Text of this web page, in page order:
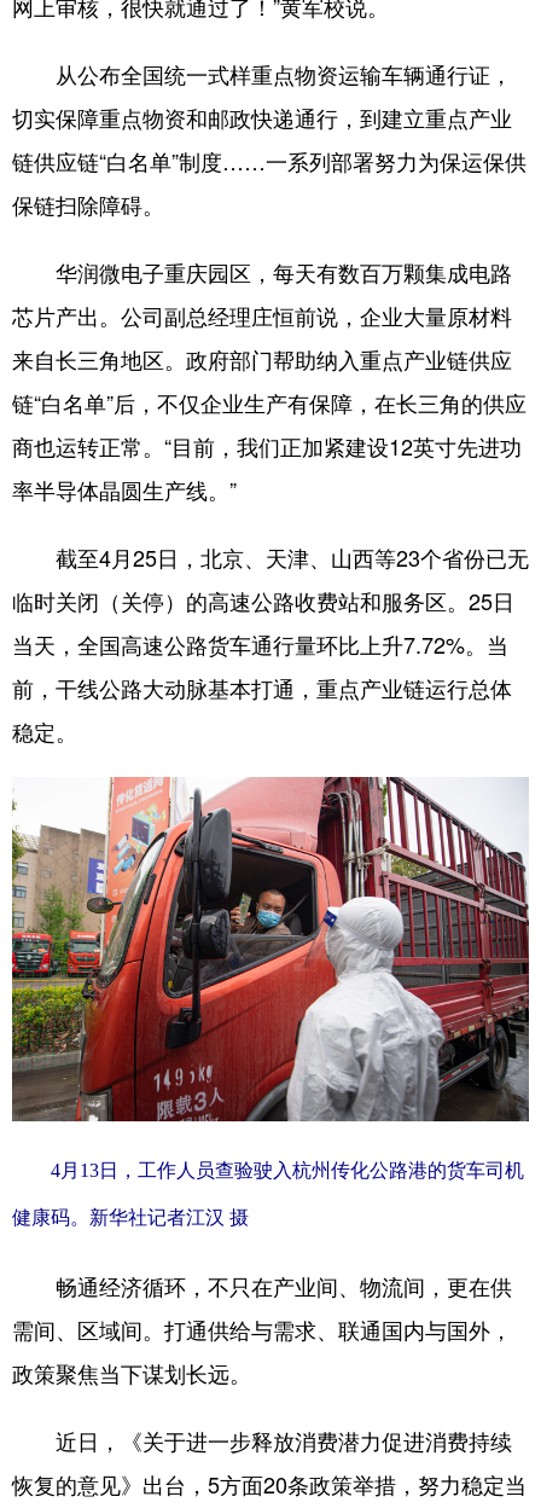
从公布全国统一式样重点物资运输车辆通行证，
切实保障重点物资和邮政快递通行，到建立重点产业
链供应链“白名单”制度……一系列部署努力为保运保供
保链扫除障碍。
华润微电子重庆园区，每天有数百万颗集成电路
芯片产出。公司副总经理庄恒前说，企业大量原材料
来自长三角地区。政府部门帮助纳入重点产业链供应
链“白名单”后，不仅企业生产有保障，在长三角的供应
商也运转正常。“目前，我们正加紧建设12英寸先进功
率半导体晶圆生产线。”
截至4月25日，北京、天津、山西等23个省份已无
临时关闭（关停）的高速公路收费站和服务区。25日
当天，全国高速公路货车通行量环比上升7.72%。当
前，干线公路大动脉基本打通，重点产业链运行总体
稳定。
4月13日，工作人员查验驶入杭州传化公路港的货车司机
健康码。新华社记者江汉 摄
畅通经济循环，不只在产业间、物流间，更在供
需间、区域间。打通供给与需求、联通国内与国外，
政策聚焦当下谋划长远。
近日，《关于进一步释放消费潜力促进消费持续
恢复的意见》出台，5方面20条政策举措，努力稳定当